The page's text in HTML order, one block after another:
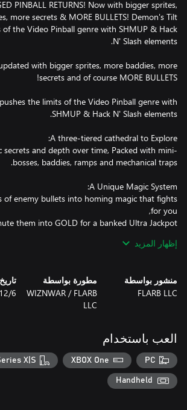
PINBALL RETURNS! Now with bigger sprites,
more secrets & MORE BULLETS! Demon's Tilt
of the Video Pinball genre with SHMUP & Hack
with bigger sprites, more baddies, more
the limits of the Video Pinball genre with
secrets and depth over time, Packed with mini-
of enemy bullets into homing magic that fights
Rituals and spell letters for huge bonuses &
إظهار المزيد
منشور بواسطة
FLARB LLC
مطورة بواسطة
WIZNWAR / FLARB
LLC
6‏/12‏/2019
العب باستخدام
PC
XBOX One
X|S
Handheld